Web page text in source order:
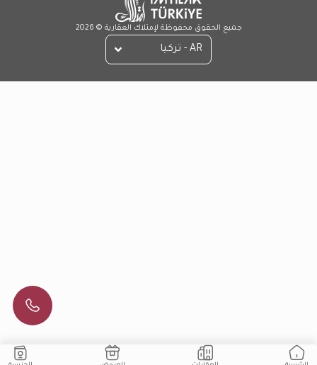
جميع الحقوق محفوظة لإمتلاك العقارية © 2026
AR - تركيا